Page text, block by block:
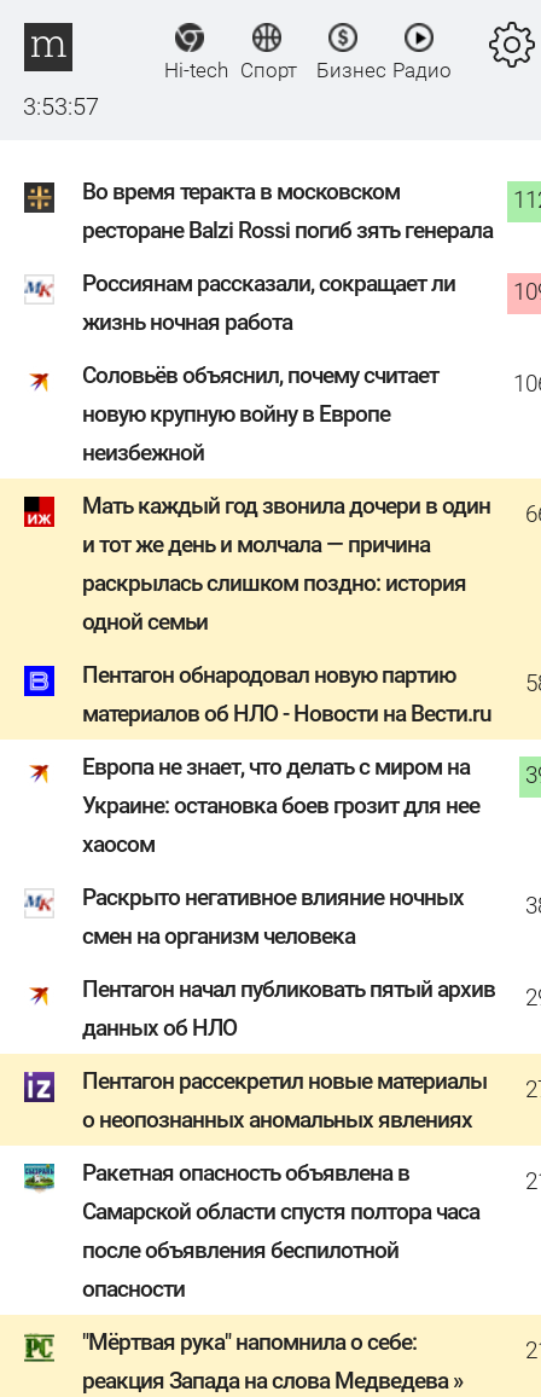
3:53:58
Hi-tech Спорт Бизнес Радио
Во время теракта в московском
ресторане Balzi Rossi погиб зять генерала
Россиянам рассказали, сокращает ли
жизнь ночная работа
Соловьёв объяснил, почему считает
новую крупную войну в Европе
неизбежной
Мать каждый год звонила дочери в один
и тот же день и молчала — причина
раскрылась слишком поздно: история
одной семьи
Пентагон обнародовал новую партию
материалов об НЛО - Новости на Вести.ru
Европа не знает, что делать с миром на
Украине: остановка боев грозит для нее
хаосом
Раскрыто негативное влияние ночных
смен на организм человека
Пентагон начал публиковать пятый архив
данных об НЛО
Пентагон рассекретил новые материалы
о неопознанных аномальных явлениях
Ракетная опасность объявлена в
Самарской области спустя полтора часа
после объявления беспилотной
опасности
"Мёртвая рука" напомнила о себе:
реакция Запада на слова Медведева »